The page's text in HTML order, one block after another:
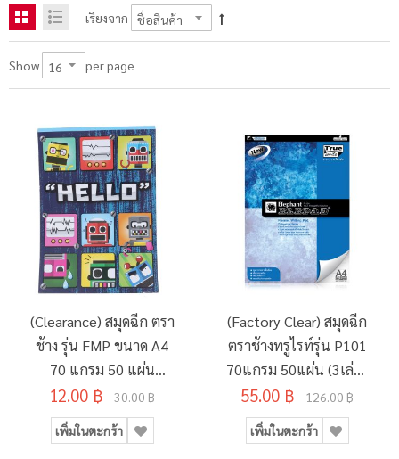
เรียงจาก
Show per page
(Clearance) สมุดฉีก ตรา
ช้าง รุ่น FMP ขนาด A4
70 แกรม 50 แผ่น
(SD134495)
12.00 ฿ 30.00 ฿
เพิ่มในตะกร้า
(Factory Clear) สมุดฉีก
ตราช้างทรูไรท์รุ่น P101
70แกรม 50แผ่น (3เล่ม/
แพ็ค)
55.00 ฿ 126.00 ฿
เพิ่มในตะกร้า